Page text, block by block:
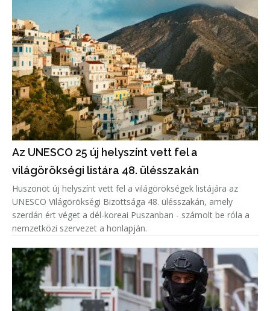
Az UNESCO 25 új helyszínt vett fel a
világörökségi listára 48. ülésszakán
Huszonöt új helyszínt vett fel a világörökségek listájára az
UNESCO Világörökségi Bizottsága 48. ülésszakán, amely
szerdán ért véget a dél-koreai Puszanban - számolt be róla a
nemzetközi szervezet a honlapján.